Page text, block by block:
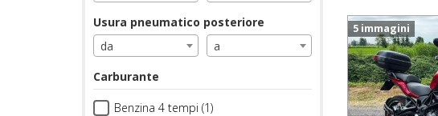
Usura pneumatico posteriore
da
a
Carburante
Benzina 4 tempi (1)
5 immagini